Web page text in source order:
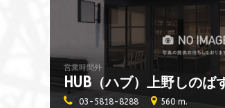
HUB（ハブ）上野しのば
営業時間外
03-5818-8288 560 m.